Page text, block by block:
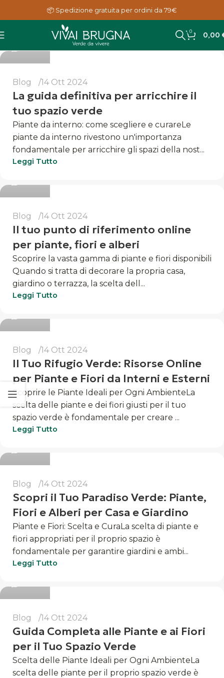
📦 Spedizione gratuita per ordini da 79€
0 0,00
Luigi
Blog 14 Ott 2024
La guida definitiva per arricchire il
tuo spazio verde
Piante da interno: come scegliere e curareLe
piante da interno rivestono un'importanza
fondamentale per arricchire gli spazi della nost...
Leggi Tutto
Luigi
Blog 14 Ott 2024
Il tuo punto di riferimento online
per piante, fiori e alberi
Scoprire la vasta gamma di piante e fiori disponibili
Quando si tratta di decorare la propria casa,
giardino o terrazza, la scelta dell...
Leggi Tutto
Luigi
Blog 14 Ott 2024
Il Tuo Rifugio Verde: Risorse Online
per Piante e Fiori da Interni e Esterni
Scoprire le Piante Ideali per Ogni AmbienteLa
scelta delle piante e dei fiori giusti per il tuo
spazio verde è fondamentale per creare ...
Leggi Tutto
Luigi
Blog 14 Ott 2024
Scopri il Tuo Paradiso Verde: Piante,
Fiori e Alberi per Casa e Giardino
Piante e Fiori: Scelta e CuraLa scelta di piante e
fiori appropriati per il proprio spazio è
fondamentale per garantire giardini e ambi...
Leggi Tutto
Luigi
Blog 14 Ott 2024
Guida Completa alle Piante e ai Fiori
per il Tuo Spazio Verde
Scelta delle Piante Ideali per Ogni AmbienteLa
scelta delle piante per il proprio spazio verde è